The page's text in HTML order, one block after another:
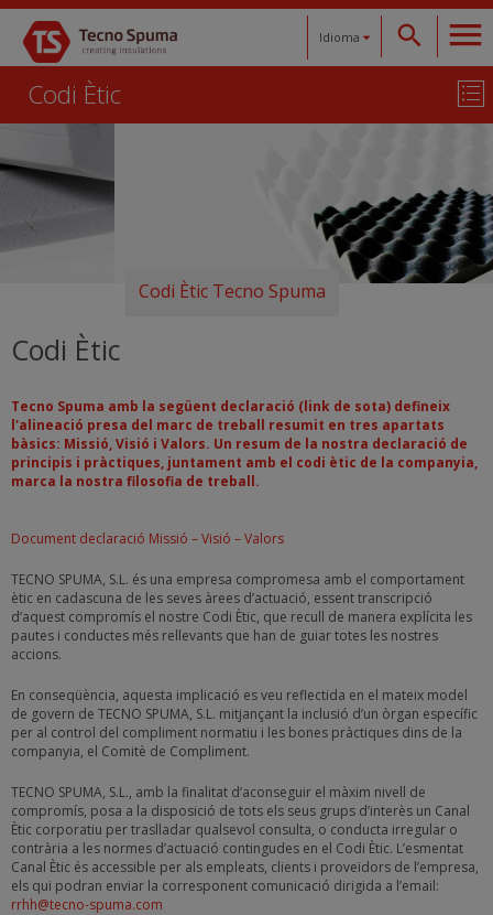
Idioma
Español
English
Codi Ètic
Tecno Spuma
Codi Ètic
Tecno Spuma amb la següent declaració (link de sota) defineix
l'alineació presa del marc de treball resumit en tres apartats
bàsics: Missió, Visió i Valors. Un resum de la nostra declaració de
principis i pràctiques, juntament amb el codi ètic de la companyia,
marca la nostra filosofia de treball.
Document declaració Missió – Visió – Valors
TECNO SPUMA, S.L. és una empresa compromesa amb el comportament
ètic en cadascuna de les seves àrees d’actuació, essent transcripció
d’aquest compromís el nostre Codi Ètic, que recull de manera explícita les
pautes i conductes més rellevants que han de guiar totes les nostres
accions.
En conseqüència, aquesta implicació es veu reflectida en el mateix model
de govern de TECNO SPUMA, S.L. mitjançant la inclusió d’un òrgan específic
per al control del compliment normatiu i les bones pràctiques dins de la
companyia, el Comitè de Compliment.
TECNO SPUMA, S.L., amb la finalitat d’aconseguir el màxim nivell de
compromís, posa a la disposició de tots els seus grups d’interès un Canal
Ètic corporatiu per traslladar qualsevol consulta, o conducta irregular o
contrària a les normes d’actuació contingudes en el Codi Ètic. L’esmentat
Canal Ètic és accessible per als empleats, clients i proveïdors de l’empresa,
els qui podran enviar la corresponent comunicació dirigida a l’email:
rrhh@tecno-spuma.com